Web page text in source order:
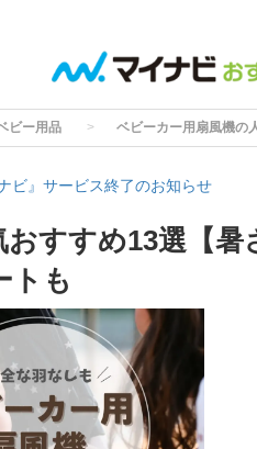
ビー用品 ベビーカー用扇風機の
ビ』サービス終了のお知らせ
すすめ13選【暑
トも